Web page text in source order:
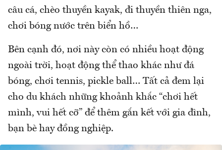
câu cá, chèo thuyền kayak, đi thuyền thiên nga,
chơi bóng nước trên biển hồ…
Bên cạnh đó, nơi này còn có nhiều hoạt động
ngoài trời, hoạt động thể thao khác như đá
bóng, chơi tennis, pickle ball… Tất cả đem lại
cho du khách những khoảnh khắc “chơi hết
mình, vui hết cỡ” để thêm gắn kết với gia đình,
bạn bè hay đồng nghiệp.